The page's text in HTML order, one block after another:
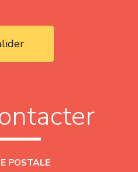
POSTALE